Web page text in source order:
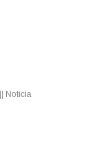
Noticia